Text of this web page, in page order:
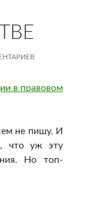
в правовом
не пишу. И
что уж эту
Но топ-